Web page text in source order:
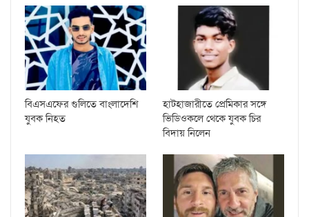
বিএসএফের গুলিতে বাংলাদেশি
যুবক নিহত
হাটহাজারীতে প্রেমিকার সঙ্গে
ভিডিওকলে থেকে যুবক চির
বিদায় নিলেন